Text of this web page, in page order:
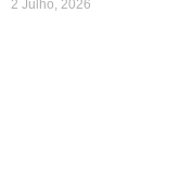
2 Julho, 2026